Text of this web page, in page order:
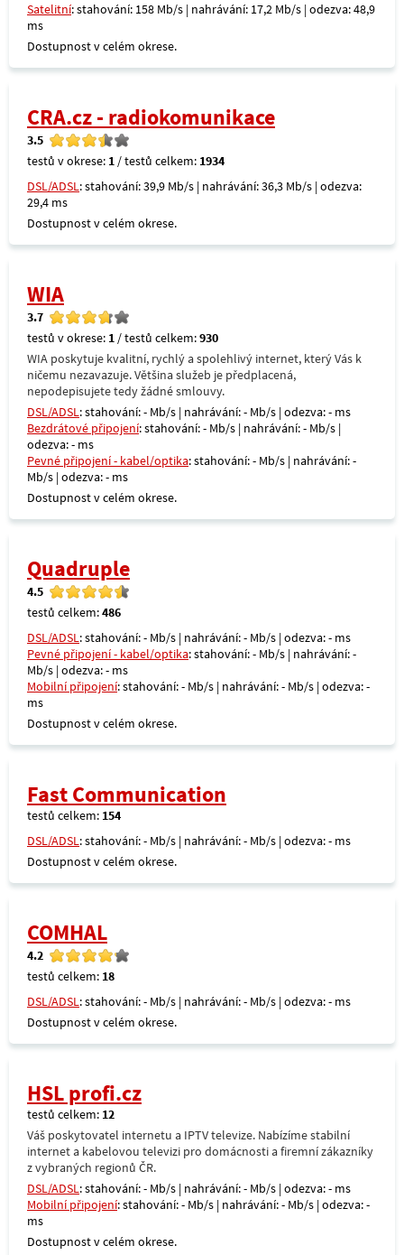
Satelitní: stahování: 158 Mb/s | nahrávání: 17,2 Mb/s | odezva: 48,9
ms
Dostupnost v celém okrese.
CRA.cz - radiokomunikace
3.5
testů v okrese: 1 / testů celkem: 1934
DSL/ADSL: stahování: 39,9 Mb/s | nahrávání: 36,3 Mb/s | odezva:
29,4 ms
Dostupnost v celém okrese.
WIA
3.7
testů v okrese: 1 / testů celkem:930
WIA poskytuje kvalitní, rychlý a spolehlivý internet, který Vás k
ničemu nezavazuje. Většina služeb je předplacená,
nepodepisujete tedy žádné smlouvy.
DSL/ADSL: stahování: - Mb/s | nahrávání: - Mb/s | odezva: - ms
Bezdrátové připojení: stahování: - Mb/s | nahrávání: - Mb/s |
odezva: - ms
Pevné připojení - kabel/optika: stahování: - Mb/s | nahrávání: -
Mb/s | odezva: - ms
Dostupnost v celém okrese.
Quadruple
4.5
testů celkem:486
DSL/ADSL: stahování: - Mb/s | nahrávání: - Mb/s | odezva: - ms
Pevné připojení - kabel/optika: stahování: - Mb/s | nahrávání: -
Mb/s | odezva: - ms
Mobilní připojení: stahování: - Mb/s | nahrávání: - Mb/s | odezva: -
ms
Dostupnost v celém okrese.
Fast Communication
testů celkem: 154
DSL/ADSL: stahování: - Mb/s | nahrávání: - Mb/s | odezva: - ms
Dostupnost v celém okrese.
COMHAL
4.2
testů celkem: 18
DSL/ADSL: stahování: - Mb/s | nahrávání: - Mb/s | odezva: - ms
Dostupnost v celém okrese.
HSL profi.cz
testů celkem: 12
Váš poskytovatel internetu a IPTV televize. Nabízíme stabilní
internet a kabelovou televizi pro domácnosti a firemní zákazníky
z vybraných regionů ČR.
DSL/ADSL: stahování: - Mb/s | nahrávání: - Mb/s | odezva: - ms
Mobilní připojení: stahování: - Mb/s | nahrávání: - Mb/s | odezva: -
ms
Dostupnost v celém okrese.